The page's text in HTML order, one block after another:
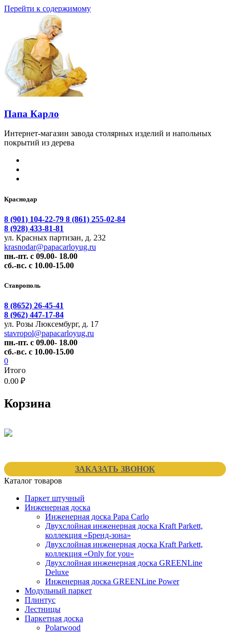
Перейти к содержимому
Папа Карло
Интернет-магазин завода столярных изделий и напольных
покрытий из дерева
Краснодар
8 (901) 104-22-79 8 (861) 255-02-84
8 (928) 433-81-81
ул. Красных партизан, д. 232
krasnodar@papacarloyug.ru
пн.-пт. с 09.00- 18.00
сб.-вс. с 10.00-15.00
Ставрополь
8 (8652) 26-45-41
8 (962) 447-17-84
ул. Розы Люксембург, д. 17
stavropol@papacarloyug.ru
пн.-пт. с 09.00- 18.00
сб.-вс. с 10.00-15.00
0
Итого
0.00 ₽
Корзина
ЗАКАЗАТЬ ЗВОНОК
Каталог товаров
Паркет штучный
Инженерная доска
Инженерная доска Papa Carlo
Двухслойная инженерная доска Kraft Parkett,
коллекция «Бренд-зона»
Двухслойная инженерная доска Kraft Parkett,
коллекция «Only for you»
Двухслойная инженерная доска GREENLine
Deluxe
Инженерная доска GREENLine Power
Модульный паркет
Плинтус
Лестницы
Паркетная доска
Polarwood